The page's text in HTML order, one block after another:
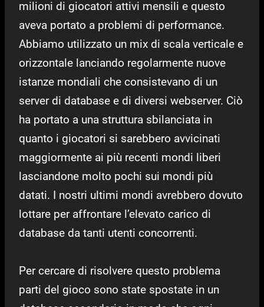
milioni di giocatori attivi mensili e questo
aveva portato a problemi di performance.
Abbiamo utilizzato un mix di scala verticale e
orizzontale lanciando regolarmente nuove
istanze mondiali che consistevano di un
server di database e di diversi webserver. Ciò
ha portato a una struttura sbilanciata in
quanto i giocatori si sarebbero avvicinati
maggiormente ai più recenti mondi liberi
lasciandone molto pochi sui mondi più
datati. I nostri ultimi mondi avrebbero dovuto
lottare per affrontare l’elevato carico di
database da tanti utenti concorrenti.
Per cercare di risolvere questo problema
parti del gioco sono state spostate in un